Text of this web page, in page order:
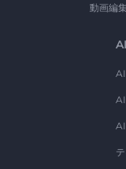
動画編